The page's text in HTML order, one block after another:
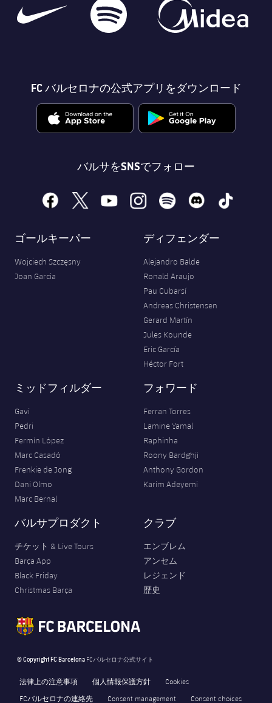
FC バルセロナの公式アプリをダウンロード
バルサをSNSでフォロー
facebook
x youtubeinstagramspotify discord tiktok
ゴールキーパー
Wojciech Szczęsny
Joan Garcia
ディフェンダー
Alejandro Balde
Ronald Araujo
Pau Cubarsí
Andreas Christensen
Gerard Martín
Jules Kounde
Eric García
Héctor Fort
ミッドフィルダー
Gavi
Pedri
Fermín López
Marc Casadó
Frenkie de Jong
Dani Olmo
Marc Bernal
フォワード
Ferran Torres
Lamine Yamal
Raphinha
Roony Bardghji
Anthony Gordon
Karim Adeyemi
バルサプロダクト
チケット & Live Tours
Barça App
Black Friday
Christmas Barça
クラブ
エンブレム
アンセム
レジェンド
歴史
© Copyright FC Barcelona FCバルセロナ公式サイト
法律上の注意事項 個人情報保護方針
Cookies
FCバルセロナの連絡先
Consent management Consent choices